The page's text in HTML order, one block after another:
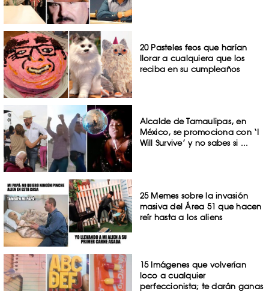
20 Pasteles feos que harían
llorar a cualquiera que los
reciba en su cumpleaños
Alcalde de Tamaulipas, en
México, se promociona con ‘I
Will Survive’ y no sabes si ...
25 Memes sobre la invasión
masiva del Área 51 que hacen
reír hasta a los aliens
15 Imágenes que volverían
loco a cualquier
perfeccionista; te darán ganas